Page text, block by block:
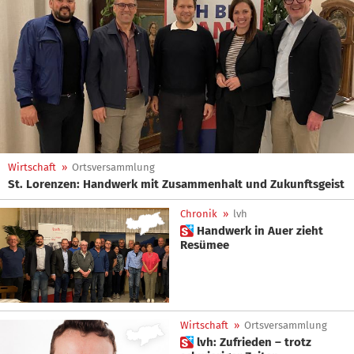
Wirtschaft » Ortsversammlung
St. Lorenzen: Handwerk mit Zusammenhalt und Zukunftsgeist
Chronik » lvh
 Handwerk in Auer zieht
Resümee
Wirtschaft » Ortsversammlung
 lvh: Zufrieden – trotz